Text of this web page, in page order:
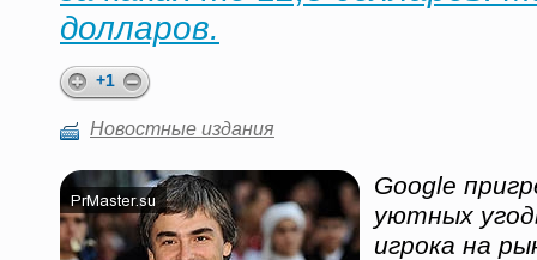
долларов.
+1
Новостные издания
Google
уютных
игрока на